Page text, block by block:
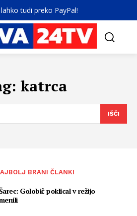
tudi preko PayPal!
katrca
IŠČI
BRANI ČLANKI
Golobič poklical v režijo